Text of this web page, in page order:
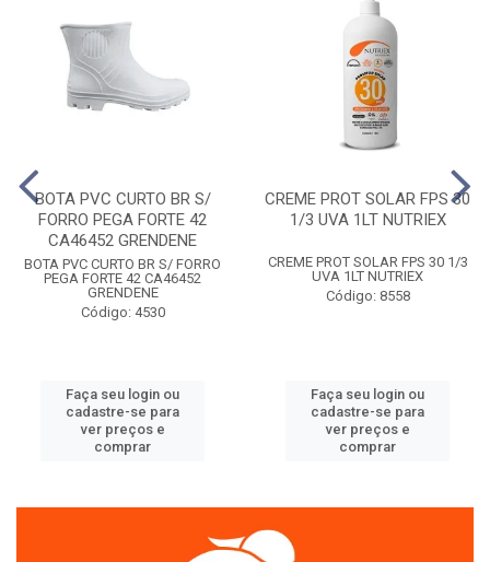
BOTA PVC CURTO BR S/
FORRO PEGA FORTE 42
CA46452 GRENDENE
BOTA PVC CURTO BR S/ FORRO
PEGA FORTE 42 CA46452
GRENDENE
Código: 4530
Faça seu login ou
cadastre-se para
ver preços e
comprar
CREME PROT SOLAR FPS 30
1/3 UVA 1LT NUTRIEX
CREME PROT SOLAR FPS 30 1/3
UVA 1LT NUTRIEX
Código: 8558
Faça seu login ou
cadastre-se para
ver preços e
comprar